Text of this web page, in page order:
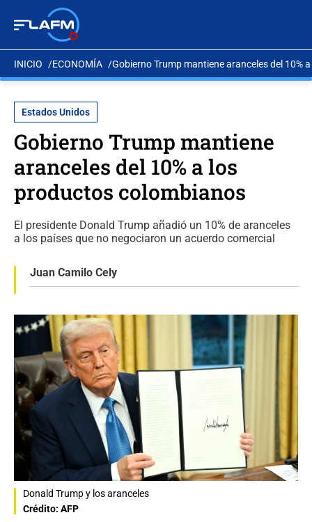
INICIO ECONOMÍA Gobierno Trump mantiene aranceles del 10%
Estados Unidos
Gobierno Trump mantiene
aranceles del 10% a los
productos colombianos
El presidente Donald Trump añadió un 10% de aranceles
a los países que no negociaron un acuerdo comercial
Juan Camilo Cely
Donald Trump y los aranceles
Crédito: AFP